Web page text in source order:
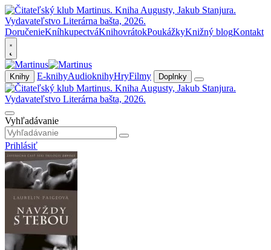
DoručenieKníhkupectváKnihovrátokPoukážkyKnižný blogKontakt
Knihy E-knihyAudioknihyHryFilmy Doplnky
Vyhľadávanie
Prihlásiť